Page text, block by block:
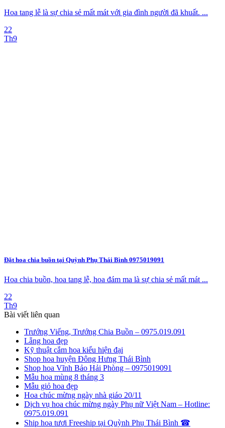
Hoa tang lễ là sự chia sẻ mất mát với gia đình người đã khuất. ...
22
Th9
Đặt hoa chia buồn tại Quỳnh Phụ Thái Bình 0975019091
Hoa chia buồn, hoa tang lễ, hoa đám ma là sự chia sẻ mất mát ...
22
Th9
Bài viết liên quan
Trướng Viếng, Trướng Chia Buồn – 0975.019.091
Lẵng hoa đẹp
Kỹ thuật cắm hoa kiểu hiện đại
Shop hoa huyện Đông Hưng Thái Bình
Shop hoa Vĩnh Bảo Hải Phòng – 0975019091
Mẫu hoa mùng 8 tháng 3
Mẫu giỏ hoa đẹp
Hoa chúc mừng ngày nhà giáo 20/11
Dịch vụ hoa chúc mừng ngày Phụ nữ Việt Nam – Hotline:
0975.019.091
Ship hoa tươi Freeship tại Quỳnh Phụ Thái Bình ☎